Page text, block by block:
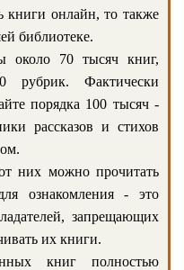
книги онлайн, то также
библиотеке.
около 70 тысяч книг,
рубрик. Фактически
порядка 100 тысяч -
рассказов и стихов
них можно прочитать
ознакомления - это
запрещающих
их книги.
книг полностью